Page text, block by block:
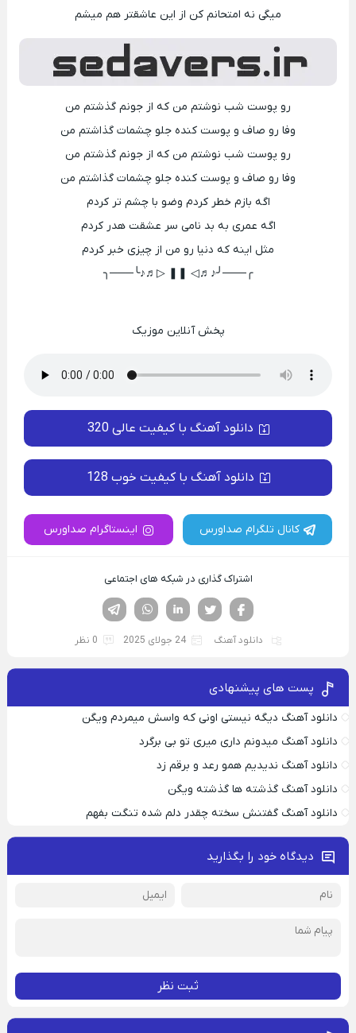
میگی نه امتحانم کن از این عاشقتر هم میشم
رو پوست شب نوشتم من که از جونم گذشتم من
وفا رو صاف و پوست کنده جلو چشمات گذاشتم من
رو پوست شب نوشتم من که از جونم گذشتم من
وفا رو صاف و پوست کنده جلو چشمات گذاشتم من
اگه بازم خطر کردم وضو با چشم تر کردم
اگه عمری به بد نامی سر عشقت هدر کردم
مثل اینه که دنیا رو من از چیزی خبر کردم
╭───╯♪♬◁ ❚❚ ▷♬♪╰───╮
پخش آنلاین موزیک
دانلود آهنگ با کیفیت عالی 320
دانلود آهنگ با کیفیت خوب 128
کانال تلگرام صداورس اینستاگرام صداورس
اشتراک گذاری در شبکه های اجتماعی
لینکدین تویتر
فیسوک
دانلود آهنگ 24 جولای 2025 0 نظر
پست های پیشنهادی
دانلود آهنگ دیگه نیستی اونی که واسش میمردم ویگن
دانلود آهنگ میدونم داری میری تو بی برگرد
دانلود آهنگ ندیدیم همو رعد و برقم زد
دانلود آهنگ گذشته ها گذشته ویگن
دانلود آهنگ گفتنش سخته چقدر دلم شده تنگت بفهم
دیدگاه خود را بگذارید
ثبت نظر